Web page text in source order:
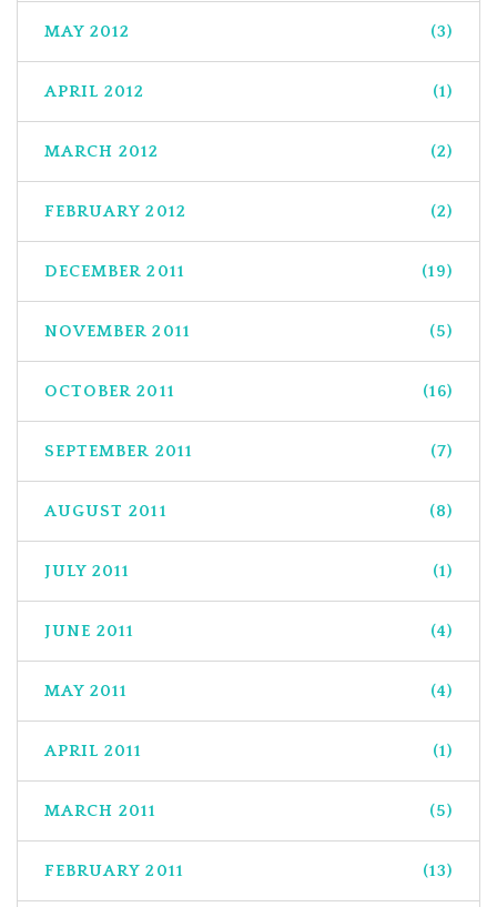
MAY 2012 (3)
APRIL 2012 (1)
MARCH 2012 (2)
FEBRUARY 2012 (2)
DECEMBER 2011 (19)
NOVEMBER 2011 (5)
OCTOBER 2011 (16)
SEPTEMBER 2011 (7)
AUGUST 2011 (8)
JULY 2011 (1)
JUNE 2011 (4)
MAY 2011 (4)
APRIL 2011 (1)
MARCH 2011 (5)
FEBRUARY 2011 (13)